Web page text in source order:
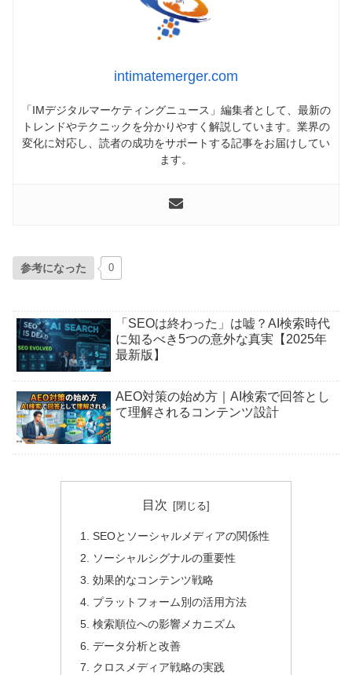
intimatemerger.com
「IMデジタルマーケティングニュース」編集者として、最新の
トレンドやテクニックを分かりやすく解説しています。業界の
変化に対応し、読者の成功をサポートする記事をお届けしてい
ます。
参考になった 0
「SEOは終わった」は嘘？AI検索時代
に知るべき5つの意外な真実【2025年
最新版】
AEO対策の始め方｜AI検索で回答とし
て理解されるコンテンツ設計
目次
SEOとソーシャルメディアの関係性
ソーシャルシグナルの重要性
効果的なコンテンツ戦略
プラットフォーム別の活用方法
検索順位への影響メカニズム
データ分析と改善
クロスメディア戦略の実践